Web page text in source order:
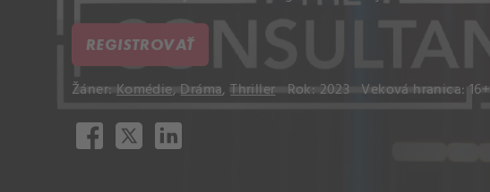
REGISTROVAŤ
Žáner: Komédie,Dráma,Thriller Rok: 2023 Veková hranica: 16+